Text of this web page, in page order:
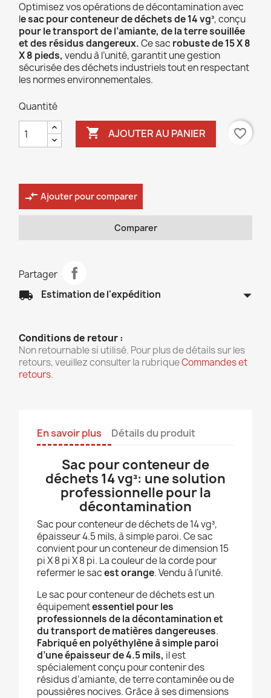
Optimisez vos opérations de décontamination avec
le sac pour conteneur de déchets de 14 vg³, conçu
pour le transport de l’amiante, de la terre souillée
et des résidus dangereux.Ce sac robuste de 15 X 8
X 8 pieds, vendu à l’unité, garantit une gestion
sécurisée des déchets industriels tout en respectant
les normes environnementales.
Quantité
 AJOUTER AU PANIER favorite_border
compare_arrows Ajouter pour comparer
Comparer
Partager
local_shipping Estimation de l'expédition arrow_drop_down
Conditions de retour :
Non retournable si utilisé. Pour plus de détails sur les
retours, veuillez consulter la rubriqueCommandes et
retours.
En savoir plus Détails du produit
Sac pour conteneur de
déchets 14 vg³: une solution
professionnelle pour la
décontamination
Sac pour conteneur de déchets de 14 vg³,
épaisseur 4.5 mils, à simple paroi. Ce sac
convient pour un conteneur de dimension 15
pi X 8 pi X 8 pi. La couleur de la corde pour
refermer le sacest orange. Vendu à l’unité.
Le sac pour conteneur de déchets est un
équipementessentiel pour les
professionnels de la décontamination et
du transport de matières dangereuses.
Fabriqué en polyéthylène à simple paroi
d’une épaisseur de 4.5 mils, il est
spécialement conçu pour contenir des
résidus d’amiante, de terre contaminée ou de
poussières nocives. Grâce à ses dimensions